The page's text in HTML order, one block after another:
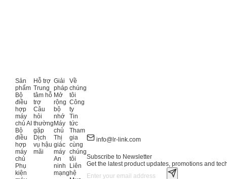
Sản
phẩm
Bộ
điều
hợp
máy
chủ AI
Bộ
điều
hợp
máy
chủ
Phụ
kiện
Hỗ trợ
Trung
tâm hỗ
trợ
Câu
hỏi
thường
gặp
Dịch
vụ hậu
mãi
Giải
pháp
Mở
rộng
bộ
nhớ
Máy
chủ
Thị
giác
máy
An
ninh
mạng
Về
chúng
tôi
Công
ty
Tin
tức
Tham
gia
cùng
chúng
tôi
Liên
hệ
info@lr-link.com
Subscribe to Newsletter
Get the latest product updates, promotions and